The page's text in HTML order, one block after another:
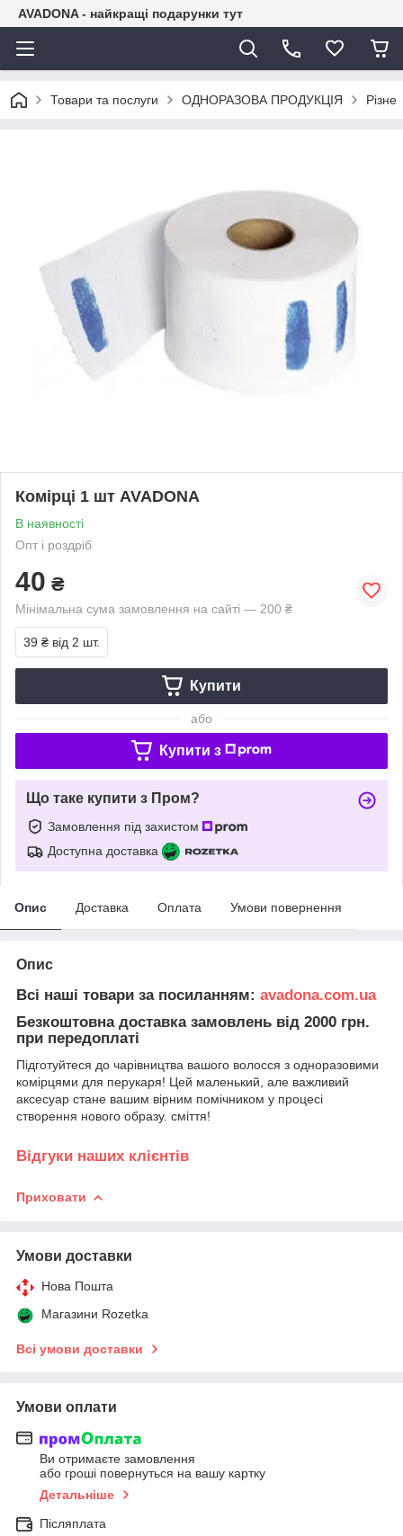
AVADONA - найкращі подарунки тут
Товари та послуги ОДНОРАЗОВА ПРОДУКЦІЯ Різне
Комірці 1 шт AVADONA
В наявності
Опт і роздріб
40 ₴
Мінімальна сума замовлення на сайті — 200 ₴
39 ₴ від 2 шт.
Купити
або
Купити з
Що таке купити з Пром?
Замовлення під захистом
Доступна доставка
Опис Доставка Оплата Умови повернення
Опис
Всі наші товари за посиланням: avadona.com.ua
Безкоштовна доставка замовлень від 2000 грн.
при передоплаті
Підготуйтеся до чарівництва вашого волосся з одноразовими
комірцями для перукаря! Цей маленький, але важливий
аксесуар стане вашим вірним помічником у процесі
створення нового образу. сміття!
Відгуки наших клієнтів
Приховати
Умови доставки
Нова Пошта
Магазини Rozetka
Всі умови доставки
Умови оплати
Ви отримаєте замовлення
або гроші повернуться на вашу картку
Детальніше
Післяплата